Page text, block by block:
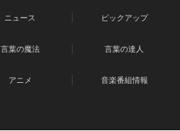
ニュース ピックアップ
言葉の魔法 言葉の達人
アニメ 音楽番組情報